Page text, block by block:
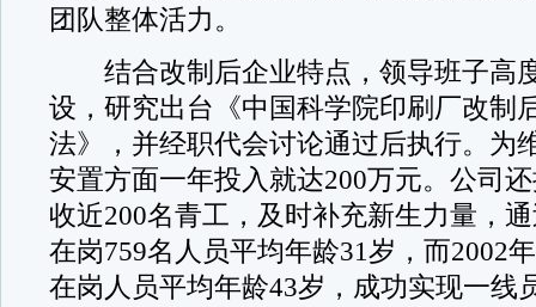
团队整体活力。
结合改制后企业特点，领导班子高
设，研究出台《中国科学院印刷厂改制
法》，并经职代会讨论通过后执行。为
安置方面一年投入就达200万元。公司
收近200名青工，及时补充新生力量，
在岗759名人员平均年龄31岁，而2002
在岗人员平均年龄43岁，成功实现一线